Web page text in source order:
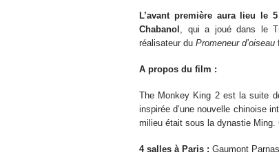
L’avant première aura lieu le
Chabanol , qui a joué dans le
réalisateur du Promeneur d’oiseau
A propos du film :
The Monkey King 2 est la suite
inspirée d’une nouvelle chinoise
milieu était sous la dynastie Ming.
4 salles à Paris : Gaumont